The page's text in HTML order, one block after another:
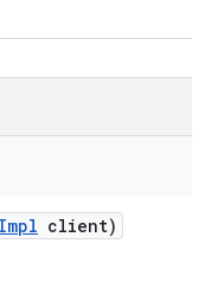
Impl client)